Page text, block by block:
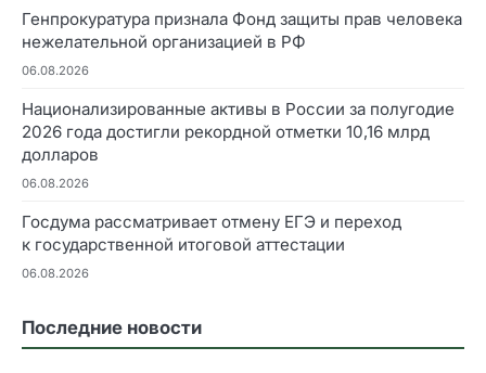
Генпрокуратура признала Фонд защиты прав человека
нежелательной организацией в РФ
06.08.2026
Национализированные активы в России за полугодие
2026 года достигли рекордной отметки 10,16 млрд
долларов
06.08.2026
Госдума рассматривает отмену ЕГЭ и переход
к государственной итоговой аттестации
06.08.2026
Последние новости